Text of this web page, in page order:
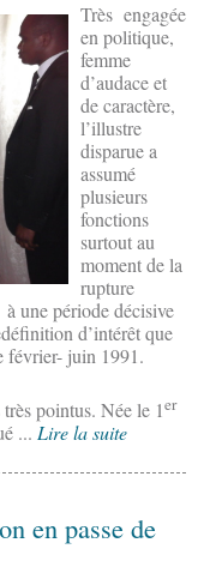
Très engagée
en politique,
femme
d’audace et
de caractère,
l’illustre
disparue a
assumé
plusieurs
fonctions
surtout au
moment de la
rupture
une période décisive
d’intérêt que
février- juin 1991.
pointus. Née le 1er
... Lire la suite
en passe de